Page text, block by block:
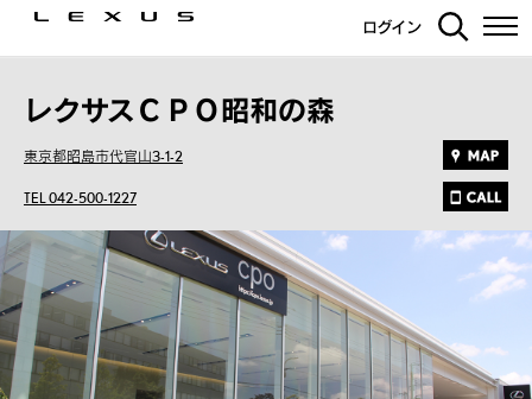
ログイン
レクサスＣＰＯ昭和の森
東京都昭島市代官山3-1-2
TEL 042-500-1227